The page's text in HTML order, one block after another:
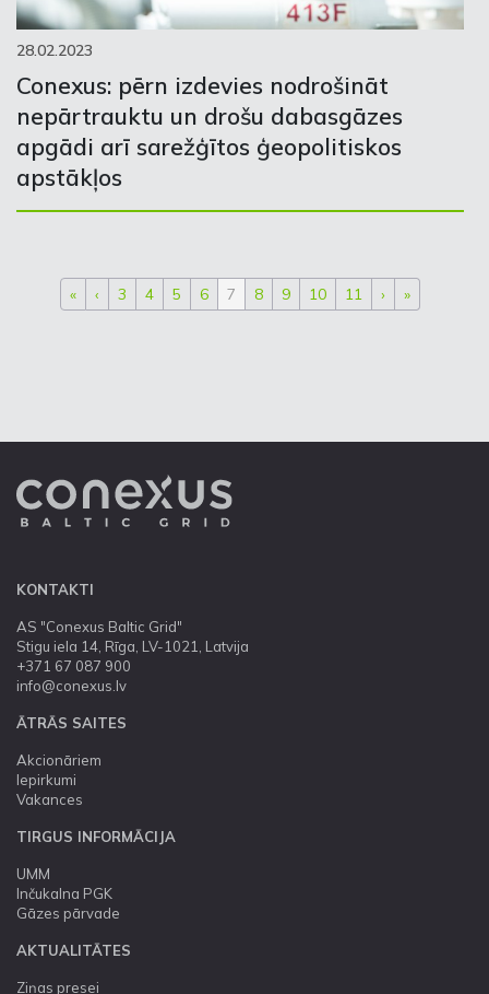
28.02.2023
Conexus: pērn izdevies nodrošināt
nepārtrauktu un drošu dabasgāzes
apgādi arī sarežģītos ģeopolitiskos
apstākļos
« ‹ 3 4 5 6 7 8 9 10 11 › »
KONTAKTI
AS "Conexus Baltic Grid"
Stigu iela 14, Rīga, LV-1021, Latvija
+371 67 087 900
info@conexus.lv
ĀTRĀS SAITES
Akcionāriem
Iepirkumi
Vakances
TIRGUS INFORMĀCIJA
UMM
Inčukalna PGK
Gāzes pārvade
AKTUALITĀTES
Ziņas presei